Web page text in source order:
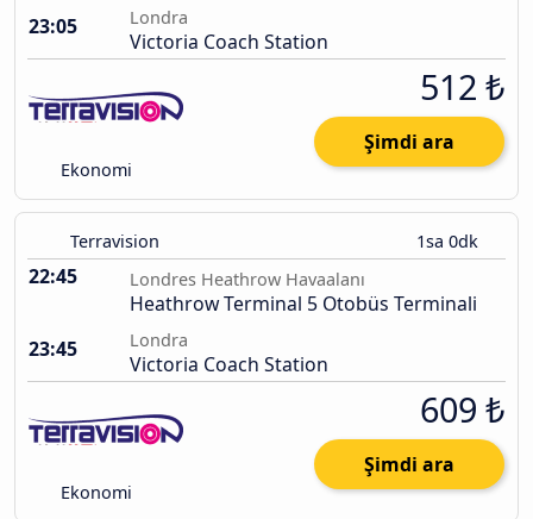
23:05
Londra
Victoria Coach Station
Ekonomi
512 ₺
Şimdi ara
Terravision 1sa 0dk
22:45 Londres Heathrow Havaalanı
Heathrow Terminal 5 Otobüs Terminali
23:45
Londra
Victoria Coach Station
Ekonomi
609 ₺
Şimdi ara